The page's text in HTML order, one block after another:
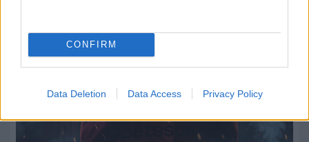
CONFIRM
Data Deletion Data Access Privacy Policy